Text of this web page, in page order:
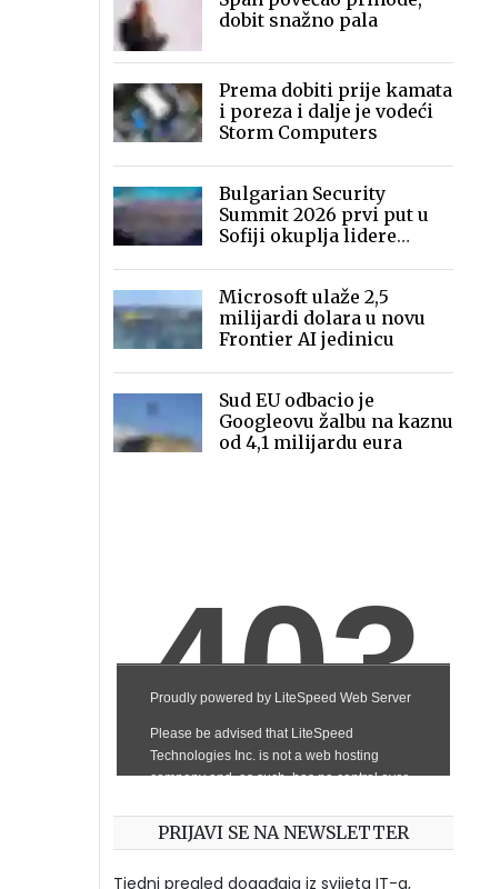
dobit snažno pala
Prema dobiti prije kamata
i poreza i dalje je vodeći
Storm Computers
Bulgarian Security
Summit 2026 prvi put u
Sofiji okuplja lidere
Microsoft ulaže 2,5
milijardi dolara u novu
Frontier AI jedinicu
Sud EU odbacio je
Googleovu žalbu na kaznu
od 4,1 milijardu eura
PRIJAVI SE NA NEWSLETTER
Tjedni pregled događaja iz svijeta IT-a,